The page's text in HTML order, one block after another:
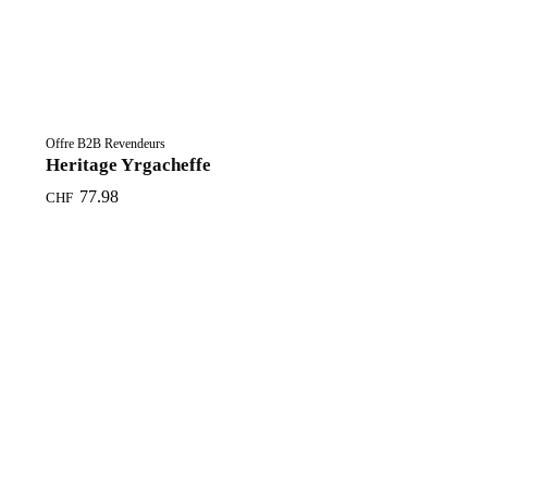
Offre B2B Revendeurs
Heritage Yrgacheffe
CHF 77.98